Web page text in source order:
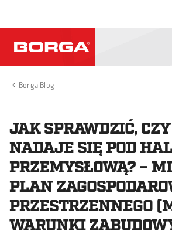
Borga Blog
JAK SPRAWDZIĆ,
NADAJE SIĘ POD
PRZEMYSŁOWĄ? –
PLAN
PRZESTRZENNEGO
WARUNKI